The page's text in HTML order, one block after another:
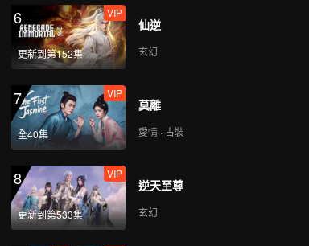
6
更新到第152集
VIP
仙逆
玄幻
7
全40集
VIP
莫離
愛情 · 古裝
8
更新到第533集
VIP
逆天至尊
玄幻